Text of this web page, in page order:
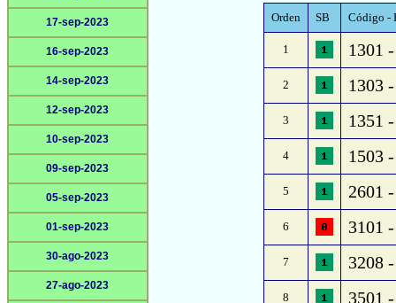
17-sep-2023
16-sep-2023
14-sep-2023
12-sep-2023
10-sep-2023
09-sep-2023
05-sep-2023
01-sep-2023
30-ago-2023
27-ago-2023
Orden SB Código -
1 1301
2 1303
3 1351
4 1503
5 2601
6 3101
7 3208
8 3501